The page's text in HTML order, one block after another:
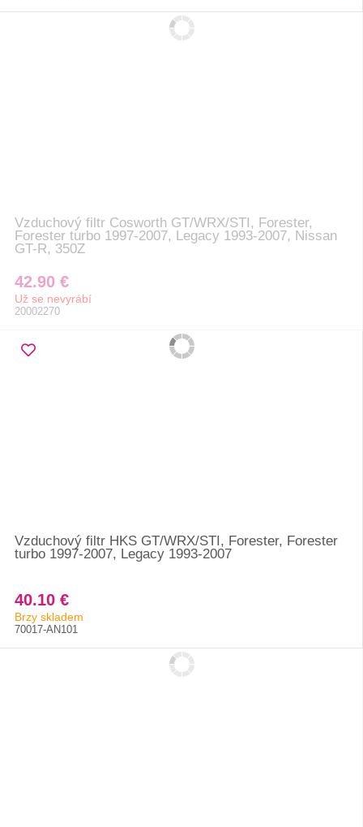
Vzduchový filtr Cosworth GT/WRX/STI, Forester,
Forester turbo 1997-2007, Legacy 1993-2007, Nissan
GT-R, 350Z
42.90 €
Už se nevyrábí
20002270
Vzduchový filtr HKS GT/WRX/STI, Forester, Forester
turbo 1997-2007, Legacy 1993-2007
40.10 €
Brzy skladem
70017-AN101